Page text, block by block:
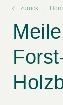
springenzurück